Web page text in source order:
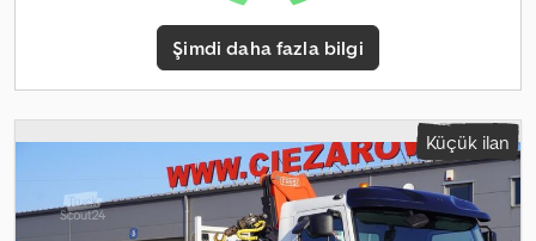
Aks Römork Bağlantısı Yedek Lastik Tutucusu Palfinger PK 19.001
SLD5 Vinç Maksimum Yük Kapasitesi: 6.000 kg Maksimum Menzil:
10 m Uzaktan Kumanda Platform Üst Yapı İç Ölçüler Uzunluk: 760
cm Genişlik: 249 cm Yükseklik: 72 cm Gündüz Kabini Otomatik
Kayar Tavan Araç, bir Renault showroom'unda satın alınmış ve
kontrol edilmiştir. İlk sahibi, %100 kazasız Teknik ve görsel durumu
Şimdi daha fazla bilgi
Küçük ilan